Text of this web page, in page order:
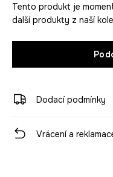
Tento produkt je
další produkty z naší
Dodací podmínky
Vrácení a